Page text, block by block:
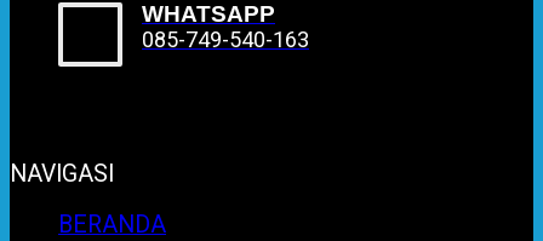
WHATSAPP
085-749-540-163
NAVIGASI
BERANDA